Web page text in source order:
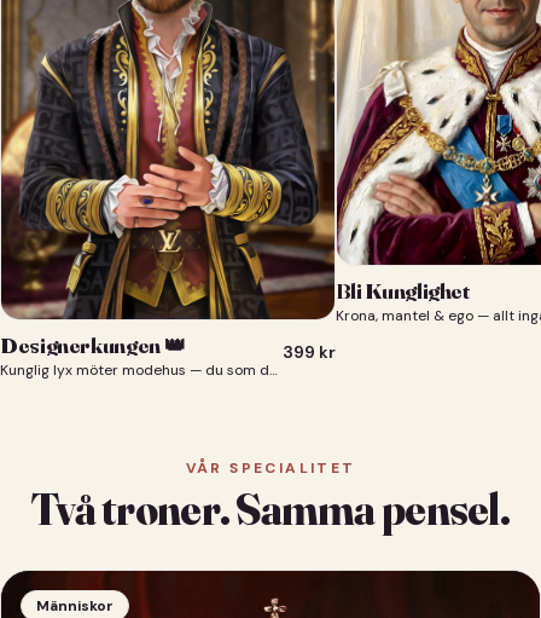
Designerkungen 👑
Kunglig lyx möter modehus — du som designerkung 👑
399 kr
Bli Kunglighet
Krona, mantel & ego — allt
VÅR SPECIALITET
Två troner. Samma pensel.
Människor